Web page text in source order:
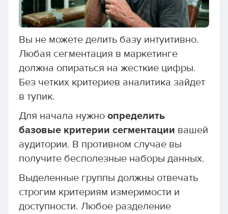
Вы не можете делить базу интуитивно.
Любая сегментация в маркетинге
должна опираться на жесткие цифры.
Без четких критериев аналитика зайдет
в тупик.
Для начала нужно определить
базовые критерии сегментации вашей
аудитории. В противном случае вы
получите бесполезные наборы данных.
Выделенные группы должны отвечать
строгим критериям измеримости и
доступности. Любое разделение